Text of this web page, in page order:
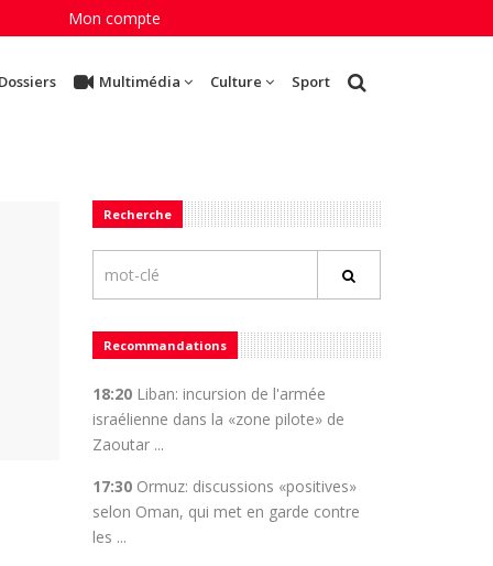
Mon compte
Multimédia Culture Sport
Recherche
Recommandations
18:20Liban: incursion de l'armée
israélienne dans la «zone pilote» de
Zaoutar ...
17:30Ormuz: discussions «positives»
selon Oman, qui met en garde contre
les ...